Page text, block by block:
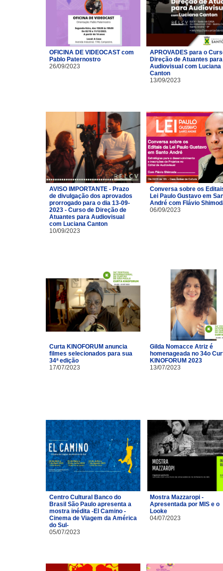
OFICINA DE VIDEOCAST com
Pablo Paternostro
26/09/2023
APROVADES para o
Direção de Atuantes para
Audiovisual com Luciana
Canton
13/09/2023
AVISO IMPORTANTE - Prazo
de divulgação dos aprovados
prorrogado para o dia 13-09-
2023 - Curso de Direção de
Atuantes para Audiovisual
com Luciana Canton
10/09/2023
Conversa sobre os
Lei Paulo Gustavo em
André com Flávio
06/09/2023
Curta KINOFORUM anuncia
filmes selecionados para sua
34ª edição
17/07/2023
Gilda Nomacce Atriz é
homenageada no 34o
KINOFORUM 2023
13/07/2023
Centro Cultural Banco do
Brasil São Paulo apresenta a
mostra inédita -El Camino -
Cinema de Viagem da América
do Sul-
05/07/2023
Mostra Mazzaropi -
Apresentada por MIS e o
Looke
04/07/2023